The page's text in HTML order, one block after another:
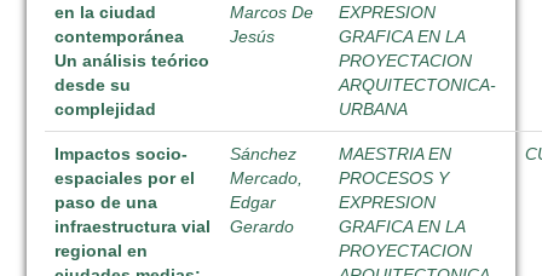
en la ciudad
contemporánea
Un análisis teórico
desde su
complejidad
Marcos De
Jesús
EXPRESION
GRAFICA EN LA
PROYECTACION
ARQUITECTONICA-
URBANA
Impactos socio-
espaciales por el
paso de una
infraestructura vial
regional en
Sánchez
Mercado,
Edgar
Gerardo
MAESTRIA EN
PROCESOS Y
EXPRESION
GRAFICA EN LA
PROYECTACION